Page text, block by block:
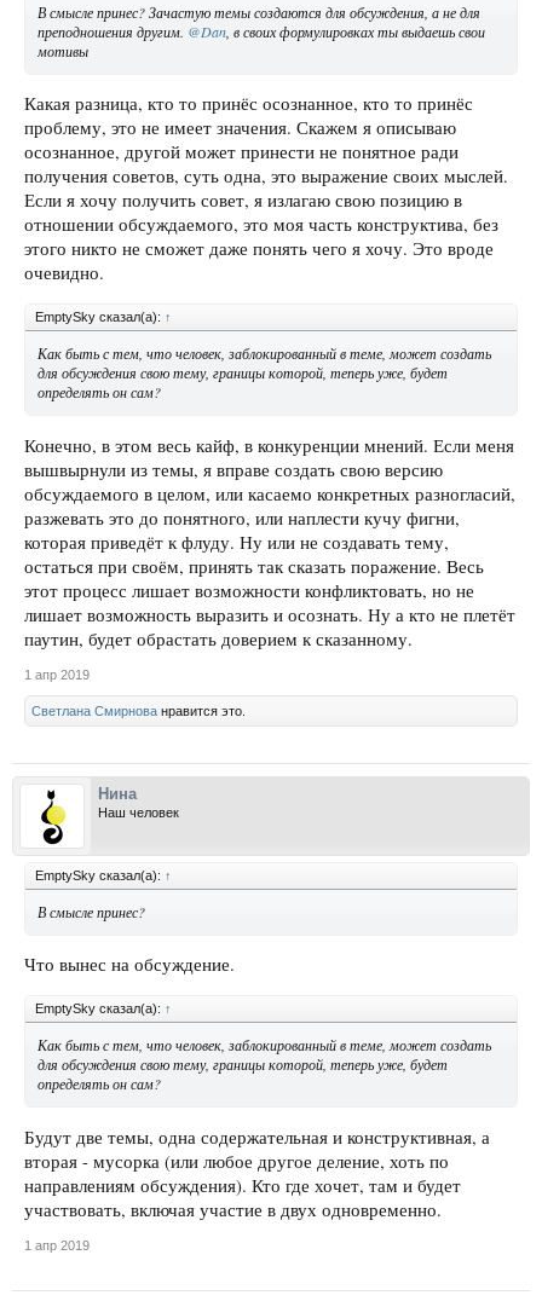
В смысле принес? Зачастую темы создаются для обсуждения, а не для
преподношения другим. @Dan , в своих формулировках ты выдаешь свои
мотивы
Какая разница, кто то принёс осознанное, кто то принёс
проблему, это не имеет значения. Скажем я описываю
осознанное, другой может принести не понятное ради
получения советов, суть одна, это выражение своих мыслей.
Если я хочу получить совет, я излагаю свою позицию в
отношении обсуждаемого, это моя часть конструктива, без
этого никто не сможет даже понять чего я хочу. Это вроде
очевидно.
EmptySky сказал(а): ↑
Как быть с тем, что человек, заблокированный в теме, может создать
для обсуждения свою тему, границы которой, теперь уже, будет
определять он сам?
Конечно, в этом весь кайф, в конкуренции мнений. Если меня
вышвырнули из темы, я вправе создать свою версию
обсуждаемого в целом, или касаемо конкретных разногласий,
разжевать это до понятного, или наплести кучу фигни,
которая приведёт к флуду. Ну или не создавать тему,
остаться при своём, принять так сказать поражение. Весь
этот процесс лишает возможности конфликтовать, но не
лишает возможность выразить и осознать. Ну а кто не плетёт
паутин, будет обрастать доверием к сказанному.
1 апр 2019
Светлана Смирнова нравится это.
Нина
Наш человек
EmptySky сказал(а): ↑
В смысле принес?
Что вынес на обсуждение.
EmptySky сказал(а): ↑
Как быть с тем, что человек, заблокированный в теме, может создать
для обсуждения свою тему, границы которой, теперь уже, будет
определять он сам?
Будут две темы, одна содержательная и конструктивная, а
вторая - мусорка (или любое другое деление, хоть по
направлениям обсуждения). Кто где хочет, там и будет
участвовать, включая участие в двух одновременно.
1 апр 2019